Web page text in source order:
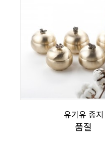
유기유 종지
품절